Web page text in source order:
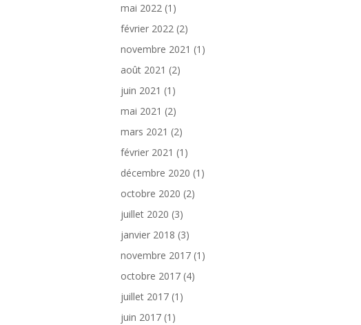
mai 2022 (1)
février 2022 (2)
novembre 2021 (1)
août 2021 (2)
juin 2021 (1)
mai 2021 (2)
mars 2021 (2)
février 2021 (1)
décembre 2020 (1)
octobre 2020 (2)
juillet 2020 (3)
janvier 2018 (3)
novembre 2017 (1)
octobre 2017 (4)
juillet 2017 (1)
juin 2017 (1)